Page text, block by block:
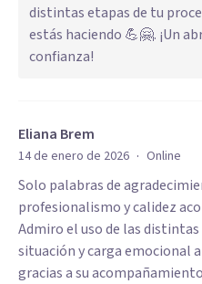
distintas etapas de tu
estás haciendo 💪🤗. ¡Un
confianza!
Eliana Brem
14 de enero de 2026 · Online
Solo palabras de
profesionalismo y calidez
Admiro el uso de las
situación y carga emocional
gracias a su